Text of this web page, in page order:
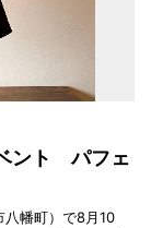
ント パフェ
八幡町）で8月10